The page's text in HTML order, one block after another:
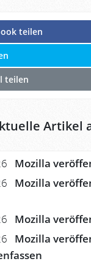
teilen
teilen
Artikel
Mozilla
Mozilla
Mozilla
Mozilla